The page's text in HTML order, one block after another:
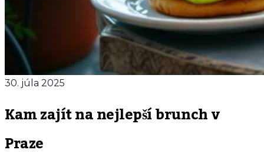
30. júla 2025
Kam zajít na nejlepší brunch v
Praze